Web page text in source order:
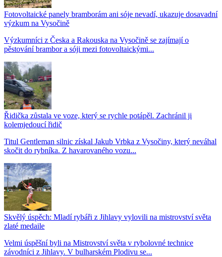
Fotovoltaické panely bramborám ani sóje nevadí, ukazuje dosavadní
výzkum na Vysočině
Výzkumníci z Česka a Rakouska na Vysočině se zajímají o
pěstování brambor a sóji mezi fotovoltaickými...
Řidička zůstala ve voze, který se rychle potápěl. Zachránil ji
kolemjedoucí řidič
Titul Gentleman silnic získal Jakub Vrbka z Vysočiny, který neváhal
skočit do rybníka. Z havarovaného vozu...
Skvělý úspěch: Mladí rybáři z Jihlavy vylovili na mistrovství světa
zlaté medaile
Velmi úspěšní byli na Mistrovství světa v rybolovné technice
závodníci z Jihlavy. V bulharském Plodivu se...